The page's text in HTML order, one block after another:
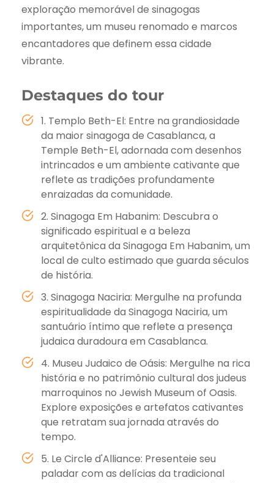
exploração memorável de sinagogas
importantes, um museu renomado e marcos
encantadores que definem essa cidade
vibrante.
Destaques do tour
1. Templo Beth-El: Entre na grandiosidade
da maior sinagoga de Casablanca, a
Temple Beth-El, adornada com desenhos
intrincados e um ambiente cativante que
reflete as tradições profundamente
enraizadas da comunidade.
2. Sinagoga Em Habanim: Descubra o
significado espiritual e a beleza
arquitetônica da Sinagoga Em Habanim, um
local de culto estimado que guarda séculos
de história.
3. Sinagoga Naciria: Mergulhe na profunda
espiritualidade da Sinagoga Naciria, um
santuário íntimo que reflete a presença
judaica duradoura em Casablanca.
4. Museu Judaico de Oásis: Mergulhe na rica
história e no patrimônio cultural dos judeus
marroquinos no Jewish Museum of Oasis.
Explore exposições e artefatos cativantes
que retratam sua jornada através do
tempo.
5. Le Circle d'Alliance: Presenteie seu
paladar com as delícias da tradicional